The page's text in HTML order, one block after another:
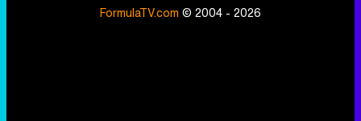
FormulaTV.com © 2004 - 2026